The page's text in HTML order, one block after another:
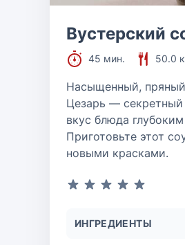
Вустерский
45 мин. 50.0
Насыщенный, пряный
Цезарь — секретный
вкус блюда
Приготовьте этот
новыми красками.
ИНГРЕДИЕНТЫ